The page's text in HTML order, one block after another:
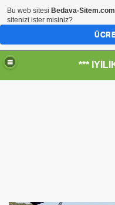
Bu web sitesi Bedava-Sitem.com
sitenizi ister misiniz?